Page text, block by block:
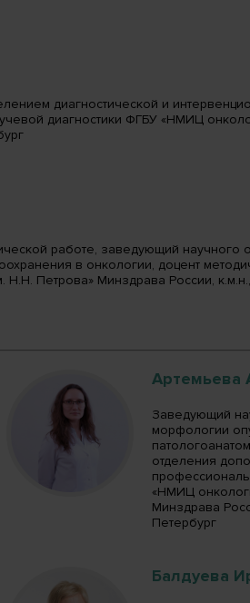
диагностической и
диагностики ФГБУ «НМИЦ
работе, заведующий научного
в онкологии, доцент
Петрова» Минздрава России,
Артемьева
Заведующий
морфологии
отделения
«НМИЦ
Минздрава
Петербург
Балдуева